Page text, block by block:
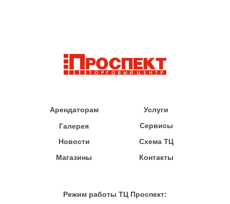
Арендаторам
Магазины
Услуги
Сервисы
Схема ТЦ
Новости
Галерея
Контакты
Режим работы ТЦ Проспект: